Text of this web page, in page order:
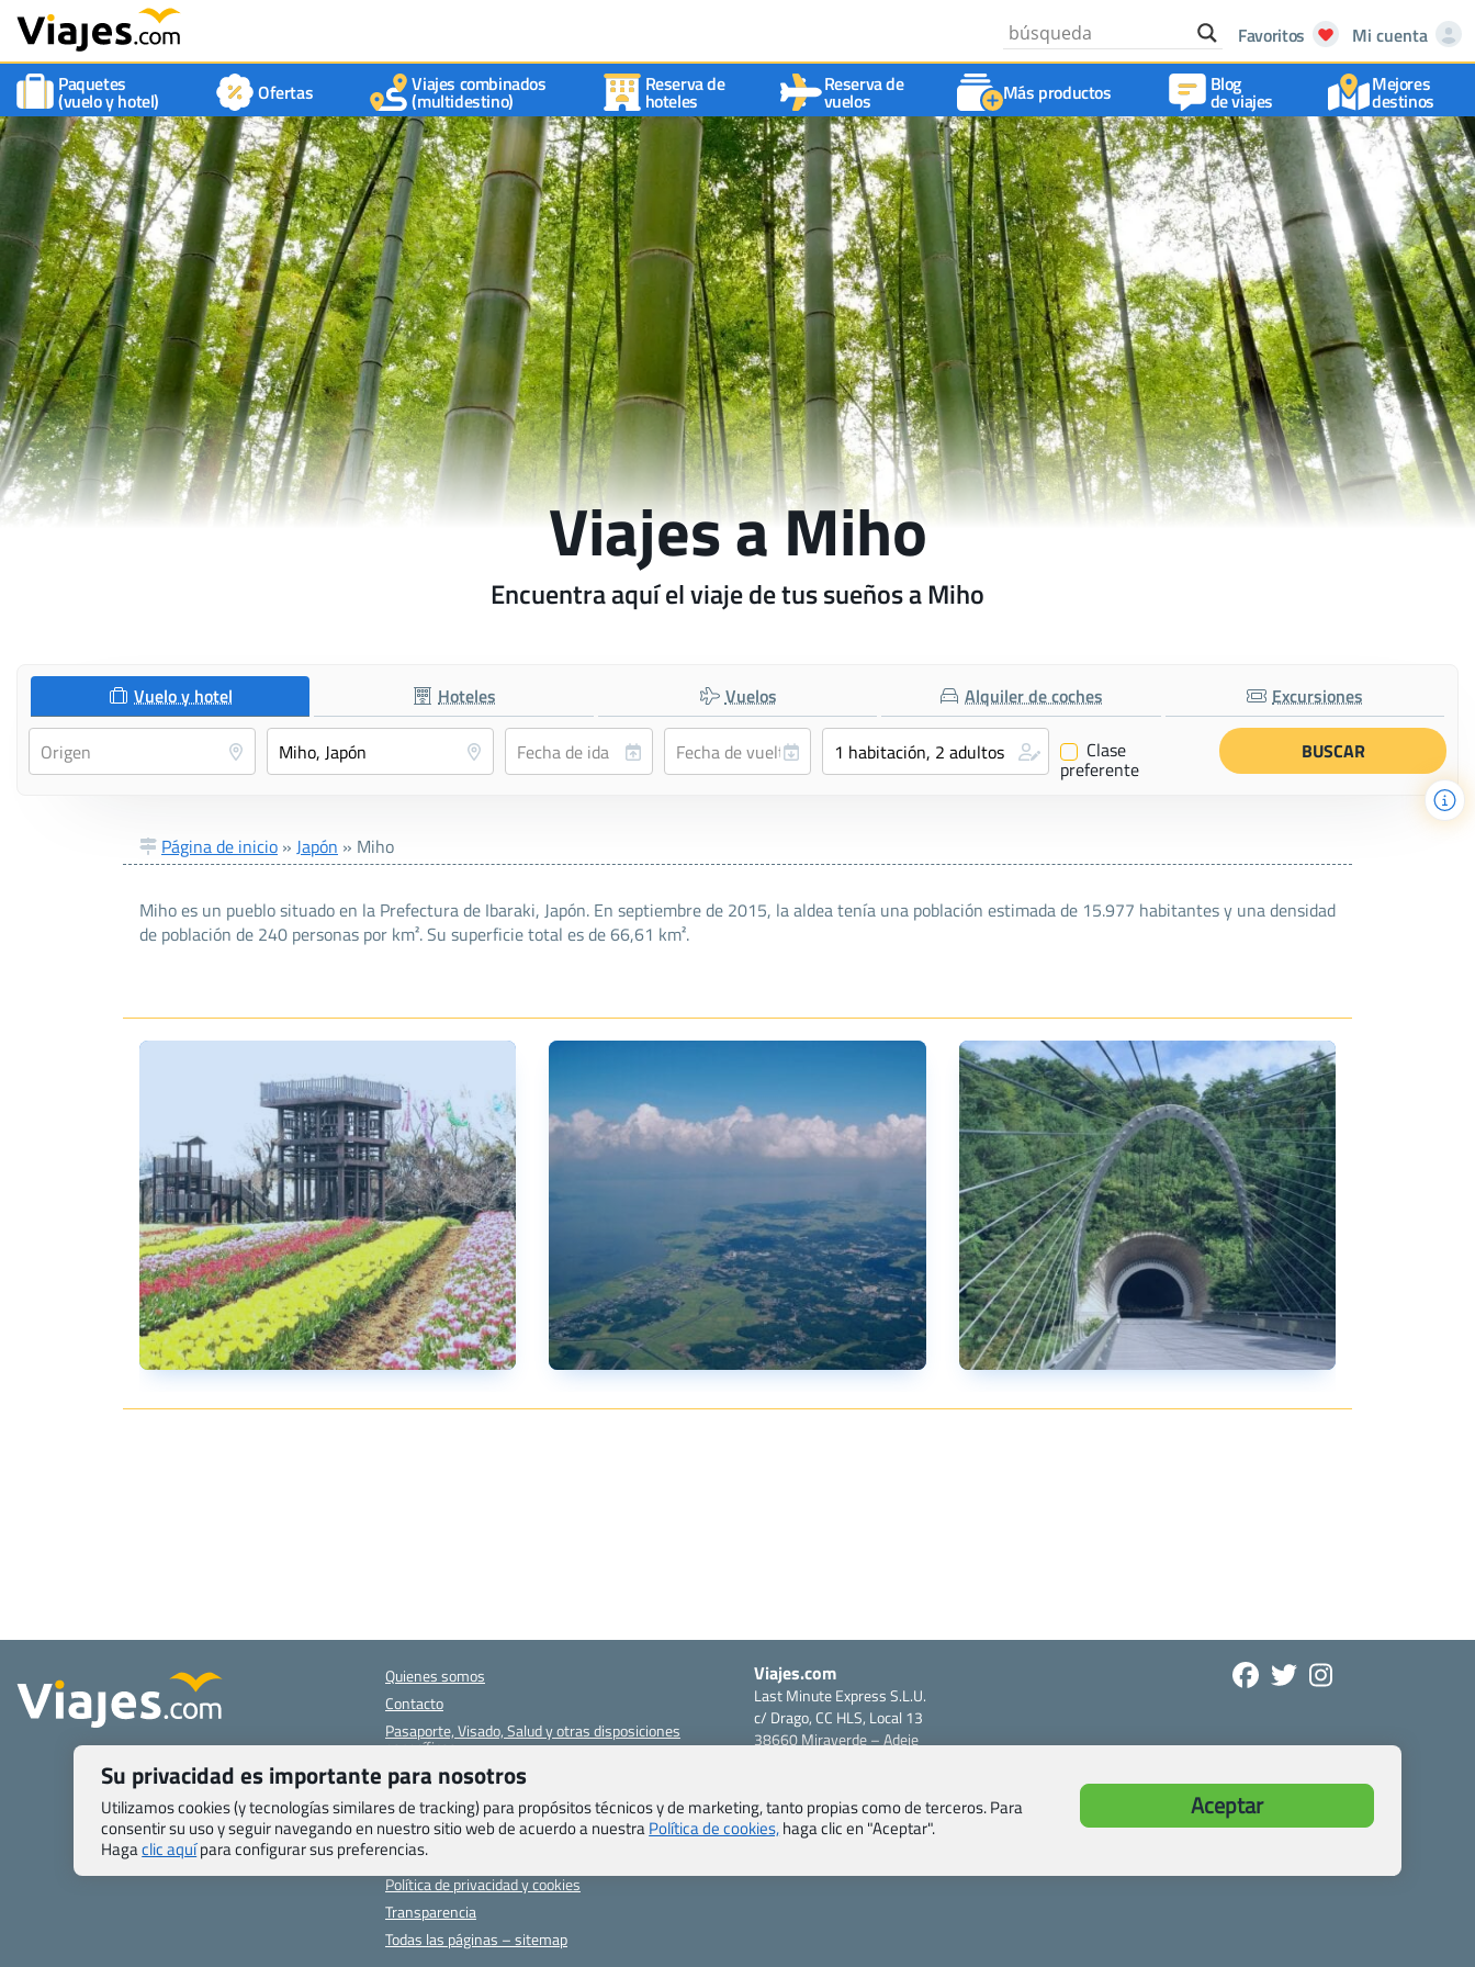
Favoritos
Mi cuenta
Paquetes
(vuelo y hotel) Ofertas Viajes combinados
(multidestino)
Reserva de
hoteles
Reserva de
vuelos Más productos Blog
de viajes
Mejores
destinos
Viajes a Miho
Encuentra aquí el viaje de tus sueños a Miho
Vuelo y hotel Hoteles Vuelos Alquiler de coches Excursiones
✔ Clase
preferente
Página de inicio » Japón » Miho
Miho es un pueblo situado en la Prefectura de Ibaraki, Japón. En septiembre de 2015, la aldea tenía una población estimada de 15.977 habitantes y una densidad
de población de 240 personas por km². Su superficie total es de 66,61 km².
Quienes somos
Contacto
Pasaporte, Visado, Salud y otras disposiciones
específicas
Blog de Viajes.com
Registro de agencias
Preguntas frecuentes
Condiciones generales
Política de privacidad y cookies
Transparencia
Todas las páginas – sitemap
Viajes.com
Last Minute Express S.L.U.
c/ Drago, CC HLS, Local 13
38660 Miraverde – Adeje
Tfno: +34 922-97-17-27
Su privacidad es importante para nosotros
Utilizamos cookies (y tecnologías similares de tracking) para propósitos técnicos y de marketing, tanto propias como de terceros. Para
consentir su uso y seguir navegando en nuestro sitio web de acuerdo a nuestraPolítica de cookies,haga clic en "Aceptar".
Hagaclic aquípara configurar sus preferencias.
Aceptar